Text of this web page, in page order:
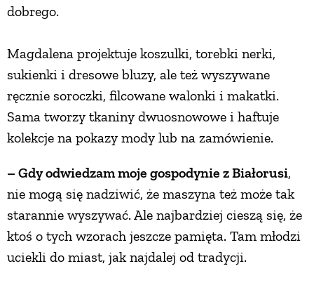
dobrego.
Magdalena projektuje koszulki, torebki nerki,
sukienki i dresowe bluzy, ale też wyszywane
ręcznie soroczki, filcowane walonki i makatki.
Sama tworzy tkaniny dwuosnowowe i haftuje
kolekcje na pokazy mody lub na zamówienie.
– Gdy odwiedzam moje gospodynie z Białorusi,
nie mogą się nadziwić, że maszyna też może tak
starannie wyszywać. Ale najbardziej cieszą się, że
ktoś o tych wzorach jeszcze pamięta. Tam młodzi
uciekli do miast, jak najdalej od tradycji.